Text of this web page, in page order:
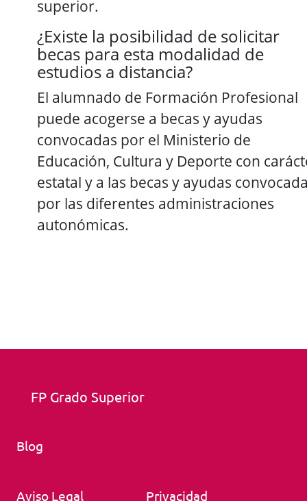
superior.
¿Existe la posibilidad de solicitar
becas para esta modalidad de
estudios a distancia?
El alumnado de Formación Profesional
puede acogerse a becas y ayudas
convocadas por el Ministerio de
Educación, Cultura y Deporte con
estatal y a las becas y ayudas
por las diferentes administraciones
autonómicas.
FP Grado Superior
Blog
Aviso Legal Privacidad